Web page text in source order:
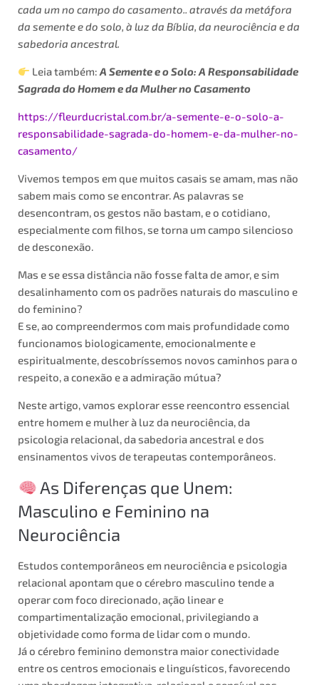
cada um no campo do casamento.. através da metáfora
da semente e do solo, à luz da Bíblia, da neurociência e da
sabedoria ancestral.
Leia também:A Semente e o Solo: A Responsabilidade
Sagrada do Homem e da Mulher no Casamento
https://fleurducristal.com.br/a-semente-e-o-solo-a-
responsabilidade-sagrada-do-homem-e-da-mulher-no-
casamento/
Vivemos tempos em que muitos casais se amam, mas não
sabem mais como se encontrar. As palavras se
desencontram, os gestos não bastam, e o cotidiano,
especialmente com filhos, se torna um campo silencioso
de desconexão.
Mas e se essa distância não fosse falta de amor, e sim
desalinhamento com os padrões naturais do masculino e
do feminino?
E se, ao compreendermos com mais profundidade como
funcionamos biologicamente, emocionalmente e
espiritualmente, descobríssemos novos caminhos para o
respeito, a conexão e a admiração mútua?
Neste artigo, vamos explorar esse reencontro essencial
entre homem e mulher à luz da neurociência, da
psicologia relacional, da sabedoria ancestral e dos
ensinamentos vivos de terapeutas contemporâneos.
As Diferenças que Unem:
Masculino e Feminino na
Neurociência
Estudos contemporâneos em neurociência e psicologia
relacional apontam que o cérebro masculino tende a
operar com foco direcionado, ação linear e
compartimentalização emocional, privilegiando a
objetividade como forma de lidar com o mundo.
Já o cérebro feminino demonstra maior conectividade
entre os centros emocionais e linguísticos, favorecendo